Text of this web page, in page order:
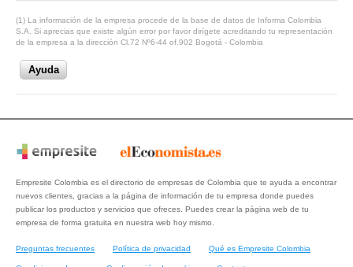
(1) La información de la empresa procede de la base de datos de Informa Colombia
S.A. Si aprecias que existe algún error por favor dirígete acreditando tu representación
de la empresa a la dirección Cl.72 Nº6-44 of.902 Bogotá - Colombia
Ayuda
Empresite Colombia es el directorio de empresas de Colombia que te ayuda a encontrar
nuevos clientes, gracias a la página de información de tu empresa donde puedes
publicar los productos y servicios que ofreces. Puedes crear la página web de tu
empresa de forma gratuita en nuestra web hoy mismo.
Preguntas frecuentes Política de privacidad Qué es Empresite Colombia